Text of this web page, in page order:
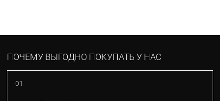
ПОЧЕМУ ВЫГОДНО ПОКУПАТЬ У НАС
01